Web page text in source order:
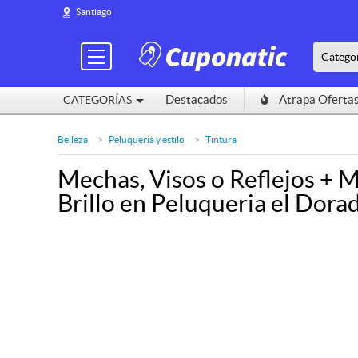
Santiago
CATEGORÍAS Destacados Atrapa Ofertas
Belleza Peluquería y estilo Tintura
Mechas, Visos o Reflejos +
Brillo en Peluqueria el
Santiago
CATEGORÍAS Destacados Atrapa Ofertas